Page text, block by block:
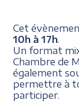
Cet
10h à 17h
Un format
Chambre de
également
permettre à
participer.